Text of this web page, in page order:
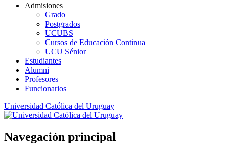
Admisiones
Grado
Postgrados
UCUBS
Cursos de Educación Continua
UCU Sénior
Estudiantes
Alumni
Profesores
Funcionarios
Universidad Católica del Uruguay
Navegación principal